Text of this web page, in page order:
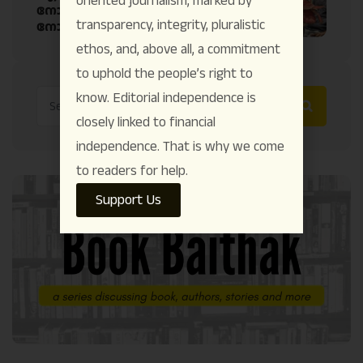
നോവല്‍ ജീവിതവും ജീവിത
നോവലുംtransparency, integrity, pluralistic
ethos, and, above all, a commitment
to uphold the people’s right to
know. Editorial independence is
closely linked to financial
independence. That is why we come
to readers for help.
Support Us